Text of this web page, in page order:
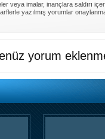
veya imalar, inançlara saldırı
yazılmış yorumlar
yorum